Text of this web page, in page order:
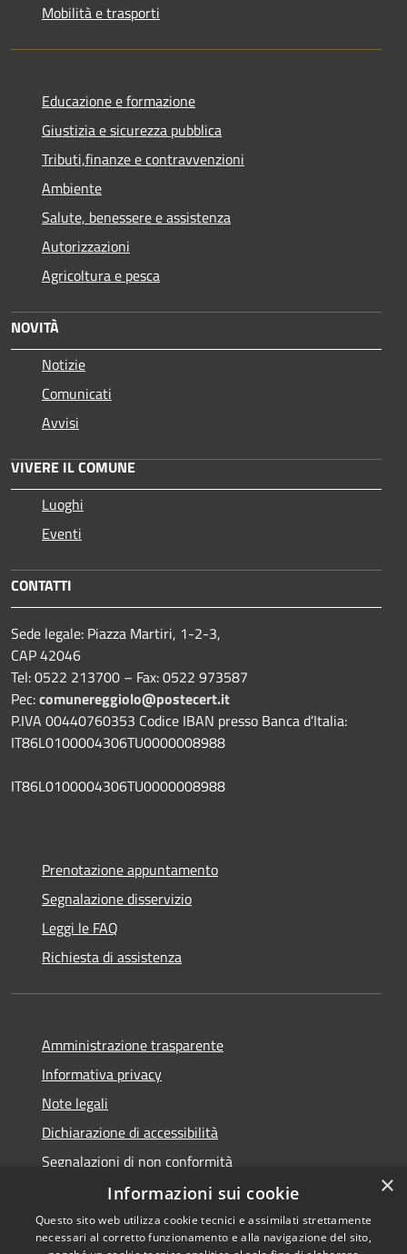
Mobilità e trasporti
Educazione e formazione
Giustizia e sicurezza pubblica
Tributi,finanze e contravvenzioni
Ambiente
Salute, benessere e assistenza
Autorizzazioni
Agricoltura e pesca
NOVITÀ
Notizie
Comunicati
Avvisi
VIVERE IL COMUNE
Luoghi
Eventi
CONTATTI
Sede legale: Piazza Martiri, 1-2-3,
CAP 42046
Tel: 0522 213700 – Fax: 0522 973587
Pec:comunereggiolo@postecert.it
P.IVA 00440760353 Codice IBAN presso Banca d’Italia:
IT86L0100004306TU0000008988
IT86L0100004306TU0000008988
Prenotazione appuntamento
Segnalazione disservizio
Leggi le FAQ
Richiesta di assistenza
Amministrazione trasparente
Informativa privacy
Note legali
Dichiarazione di accessibilità
Segnalazioni di non conformità
×
Informazioni sui cookie
Questo sito web utilizza cookie tecnici e assimilati strettamente
necessari al corretto funzionamento e alla navigazione del sito,